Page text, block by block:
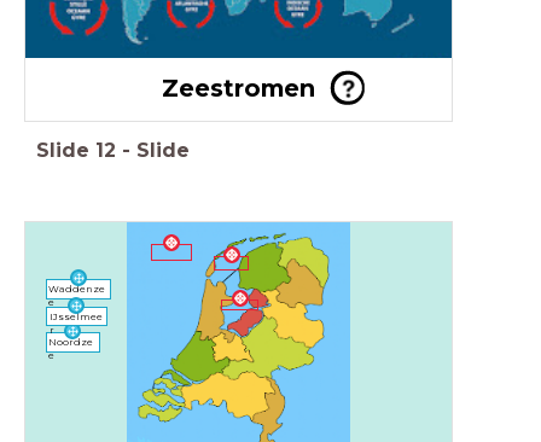
Zeestromen
Slide 12 - Slide
Noordze
e
Waddenze
e
IJsselmee
r